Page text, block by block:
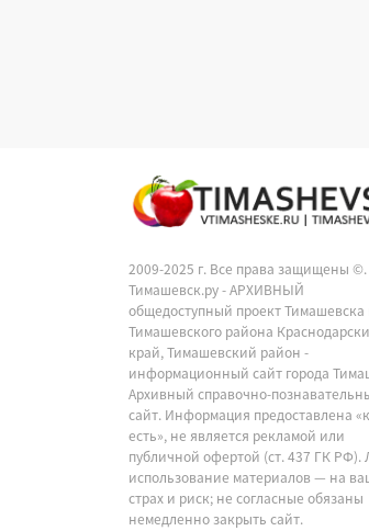
2009-2025 г. Все права защищены ©.
Тимашевск.ру - АРХИВНЫЙ
общедоступный проект Тимашевска
Тимашевского района
край, Тимашевский район -
информационный сайт города
Архивный справочно-
сайт. Информация предоставлена
есть», не является рекламой или
публичной офертой (ст. 437 ГК РФ).
использование материалов — на
страх и риск; не согласные обязаны
немедленно закрыть сайт.